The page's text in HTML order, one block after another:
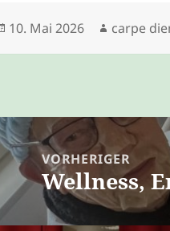
Veröffentlicht
10. Mai 2026 Autor
carpe
VORHERIGER
Vorheriger
Beitrag:
Wellness,